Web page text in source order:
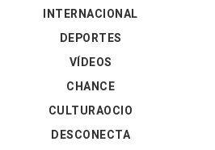
INTERNACIONAL
DEPORTES
VÍDEOS
CHANCE
CULTURAOCIO
DESCONECTA